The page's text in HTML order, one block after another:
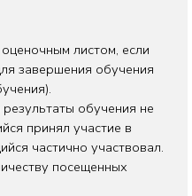
листом, если
завершения обучения
обучения не
принял участие в
частично участвовал.
посещенных